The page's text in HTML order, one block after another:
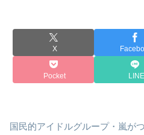
X
Pocket LINE
国民的アイドルグループ・嵐が